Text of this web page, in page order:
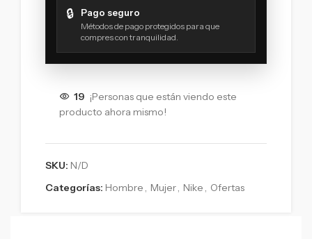
🔒 Pago seguro
Métodos de pago protegidos para que
compres con tranquilidad.
19 ¡Personas que están viendo este
producto ahora mismo!
SKU: N/D
Categorías: Hombre , Mujer, Nike , Ofertas